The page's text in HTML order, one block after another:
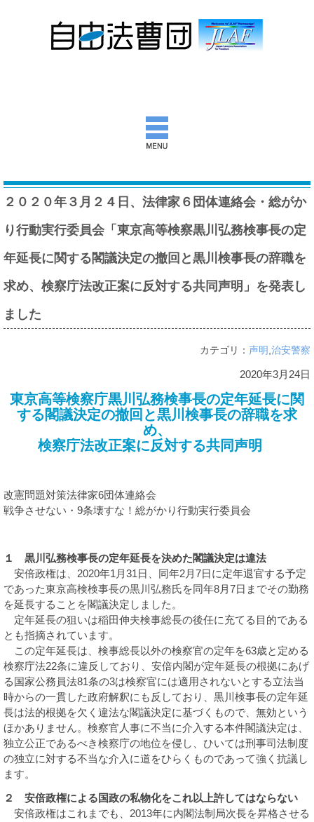
自由法曹団とは
諸課題
２０２０年３月２４日、法律家６団体連絡会・総がか
り行動実行委員会「東京高等検察黒川弘務検事長の定
年延長に関する閣議決定の撤回と黒川検事長の辞職を
求め、検察庁法改正案に反対する共同声明」を発表し
ました
カテゴリ：声明 ,治安警察
2020年3月24日
東京高等検察庁黒川弘務検事長の定年延長に関
する閣議決定の撤回と黒川検事長の辞職を求
め、
検察庁法改正案に反対する共同声明
改憲問題対策法律家6団体連絡会
戦争させない・9条壊すな！総がかり行動実行委員会
１ 黒川弘務検事長の定年延長を決めた閣議決定は違法
安倍政権は、2020年1月31日、同年2月7日に定年退官する予定
であった東京高検検事長の黒川弘務氏を同年8月7日までその勤務
を延長することを閣議決定しました。
定年延長の狙いは稲田伸夫検事総長の後任に充てる目的である
とも指摘されています。
この定年延長は、検事総長以外の検察官の定年を63歳と定める
検察庁法22条に違反しており、安倍内閣が定年延長の根拠にあげ
る国家公務員法81条の3は検察官には適用されないとする立法当
時からの一貫した政府解釈にも反しており、黒川検事長の定年延
長は法的根拠を欠く違法な閣議決定に基づくもので、無効という
ほかありません。検察官人事に不当に介入する本件閣議決定は、
独立公正であるべき検察庁の地位を侵し、ひいては刑事司法制度
の独立に対する不当な介入に道をひらくものであって強く抗議し
ます。
２ 安倍政権による国政の私物化をこれ以上許してはならない
安倍政権はこれまでも、2013年に内閣法制局次長を昇格させる